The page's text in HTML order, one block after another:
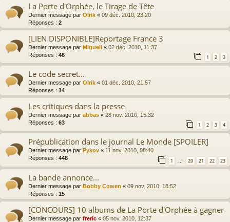
La Porte d'Orphée, le Tirage de Tête
Dernier message par Olrik « 09 déc. 2010, 23:20
Réponses : 2
[LIEN DISPONIBLE]Reportage France 3
Dernier message par Miguell « 02 déc. 2010, 11:37
Réponses : 46 1 2 3
Le code secret...
Dernier message par Olrik « 01 déc. 2010, 21:57
Réponses : 14
Les critiques dans la presse
Dernier message par abbas « 28 nov. 2010, 15:32
Réponses : 63 1 2 3 4
Prépublication dans le journal Le Monde [SPOILER]
Dernier message par Pykov « 11 nov. 2010, 08:40
Réponses : 448 1 20 21 22 23
La bande annonce...
Dernier message par Bobby Cowen « 09 nov. 2010, 18:52
Réponses : 15
[CONCOURS] 10 albums de La Porte d'Orphée à gagner
Dernier message par freric « 05 nov. 2010, 12:37